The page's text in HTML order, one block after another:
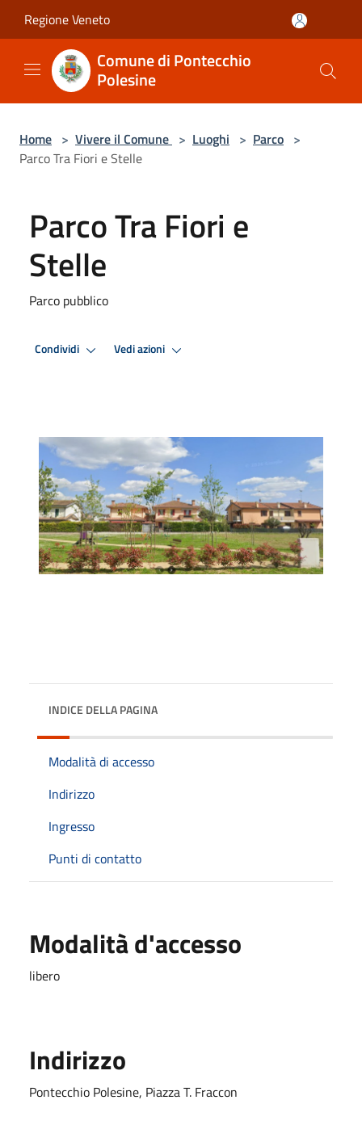
Regione Veneto
Comune di Pontecchio
Polesine
Home > Vivere il Comune > Luoghi > Parco >
Parco Tra Fiori e Stelle
Parco Tra Fiori e
Stelle
Parco pubblico
Condividi Vedi azioni
INDICE DELLA PAGINA
Modalità di accesso
Indirizzo
Ingresso
Punti di contatto
Modalità d'accesso
libero
Indirizzo
Pontecchio Polesine, Piazza T. Fraccon